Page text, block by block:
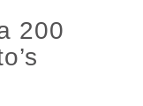
200